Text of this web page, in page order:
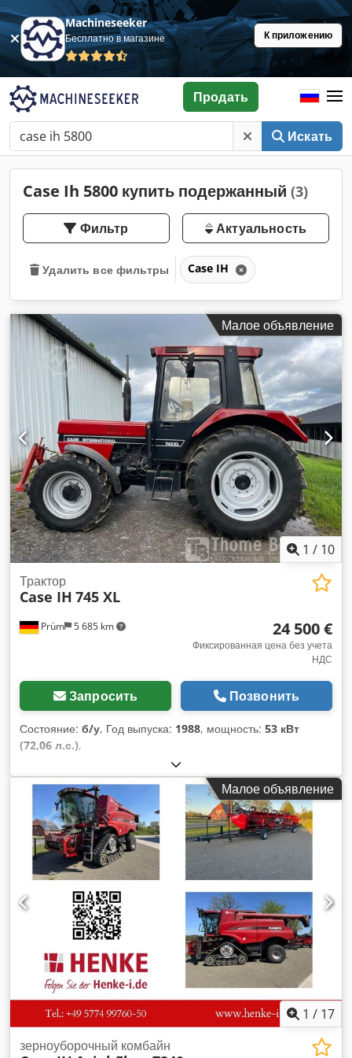
Machineseeker
Бесплатно в магазине К приложению
Искать
Продать
Case Ih 5800 купить подержанный (3)
Фильтр Актуальность
Удалить все фильтры Case IH
Малое объявление
1 / 10
Prüm 5 685 km
Трактор
Case IH 745 XL
24 500 €
Фиксированная цена без учета
НДС
Запросить Позвонить
Состояние: б/у, Год выпуска: 1988, мощность: 53 кВт
(72,06 л.с.),
Малое объявление
1 / 17
зерноуборочный комбайн